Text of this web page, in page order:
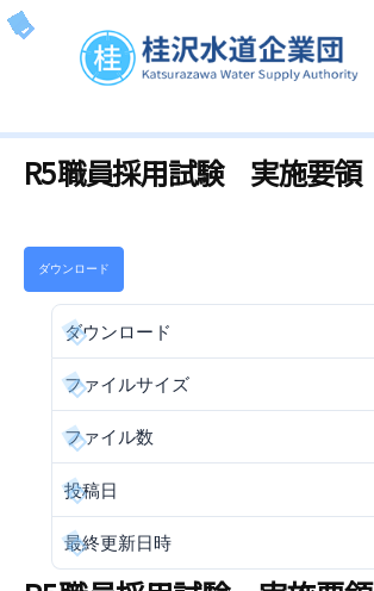
コ
ツ
桂
沢
企
業
団
K
a
t
u
a
z
a
w
a
W
a
t
e
r
R5職員採用試験 実施要領
ダウンロード
ダウンロード
ファイルサイズ
ファイル数
投稿日
最終更新日時
水
道
業
団